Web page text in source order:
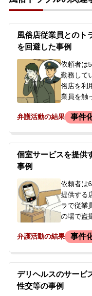
風俗店従業員とのト
を回避した事例
依頼者は
勤務して
俗店を利
業員を触
140万円
後の請求
を否定
思いから
弁護活動の結果 事件
個室サービスを提供
事例
依頼者は
提供する
ラで従業
の場で盗
示談金
も同店で
申告して
きな不安
弁護活動の結果 事件
デリヘルスのサービ
性交等の事例